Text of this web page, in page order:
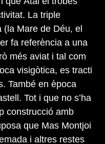
La triple
Mare de Déu, el
fa referència a una
més aviat i tal com
visigòtica, es tracti
També en època
Tot i que no s’ha
construcció amb
que Mas Montjoi
i altres restes